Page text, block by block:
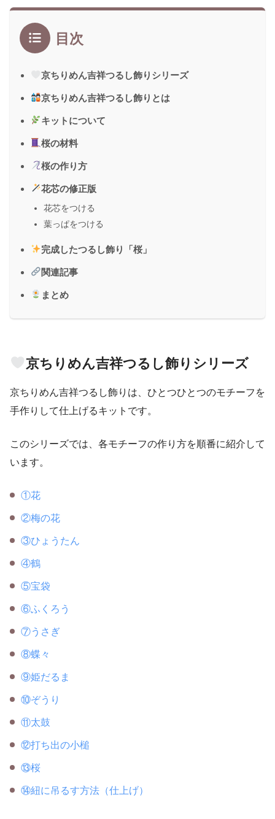
目次
京ちりめん吉祥つるし飾りシリーズ
京ちりめん吉祥つるし飾りとは
キットについて
桜の材料
桜の作り方
花芯の修正版
花芯をつける
葉っぱをつける
完成したつるし飾り「桜」
関連記事
まとめ
京ちりめん吉祥つるし飾りシリーズ
京ちりめん吉祥つるし飾りは、ひとつひとつのモチーフを
手作りして仕上げるキットです。
このシリーズでは、各モチーフの作り方を順番に紹介して
います。
①花
②梅の花
③ひょうたん
④鶴
⑤宝袋
⑥ふくろう
⑦うさぎ
⑧蝶々
⑨姫だるま
⑩ぞうり
⑪太鼓
⑫打ち出の小槌
⑬桜
⑭紐に吊るす方法（仕上げ）